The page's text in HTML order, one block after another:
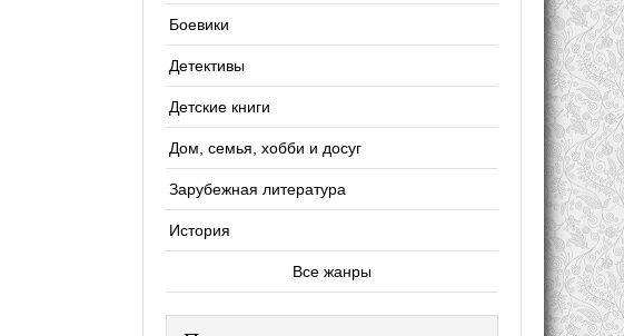
Боевики
Детективы
Детские книги
Дом, семья, хобби и досуг
Зарубежная литература
История
Все жанры